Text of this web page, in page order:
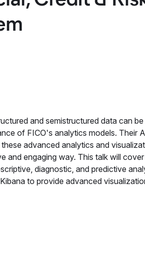
and semistructured data can
of FICO's analytics models. Their
advanced analytics and
and engaging way. This talk will
diagnostic, and predictive
to provide advanced